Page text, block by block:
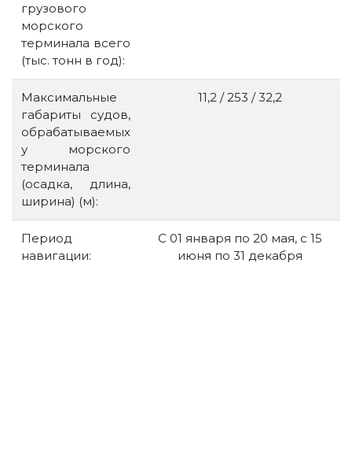
грузового
морского
терминала всего
(тыс. тонн в год):
Максимальные
габариты судов,
обрабатываемых
у морского
терминала
(осадка, длина,
ширина) (м):
11,2 / 253 / 32,2
Период
навигации:
С 01 января по 20 мая, с 15
июня по 31 декабря